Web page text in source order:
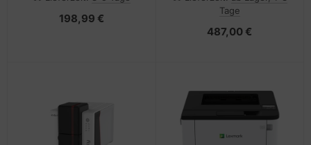
198,99 €
(11 cm)
Tage
487,00 €